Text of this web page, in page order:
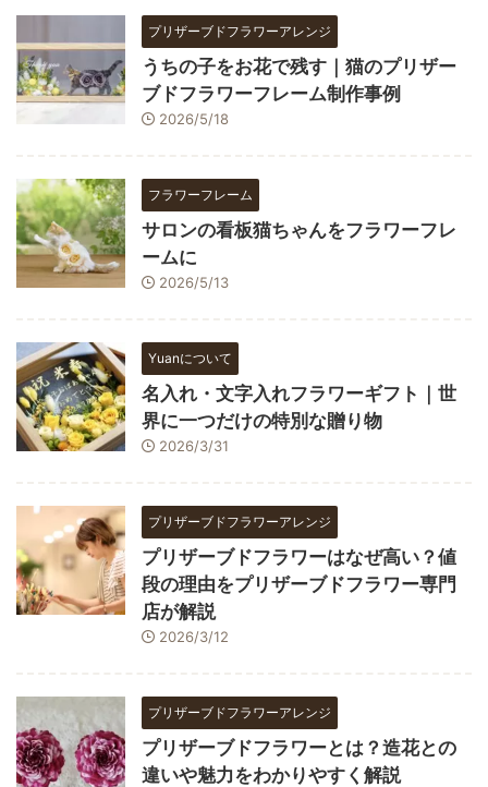
プリザーブドフラワーアレンジ
うちの子をお花で残す｜猫のプリザー
ブドフラワーフレーム制作事例
2026/5/18
フラワーフレーム
サロンの看板猫ちゃんをフラワーフレ
ームに
2026/5/13
Yuanについて
名入れ・文字入れフラワーギフト｜世
界に一つだけの特別な贈り物
2026/3/31
プリザーブドフラワーアレンジ
プリザーブドフラワーはなぜ高い？値
段の理由をプリザーブドフラワー専門
店が解説
2026/3/12
プリザーブドフラワーアレンジ
プリザーブドフラワーとは？造花との
違いや魅力をわかりやすく解説